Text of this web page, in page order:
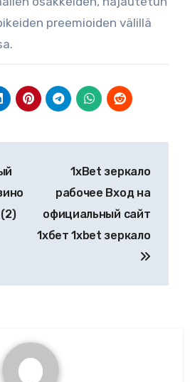
preemioiden välillä
1xBet зеркало
рабочее Вход на
официальный сайт
1хбет 1xbet зеркало